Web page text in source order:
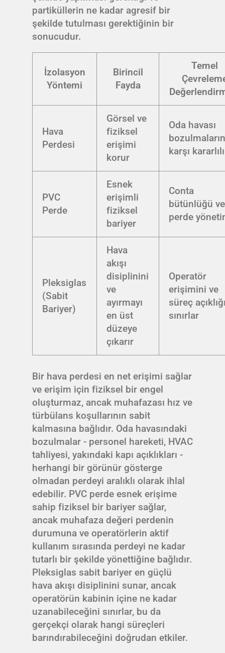
partiküllerin ne kadar agresif bir
şekilde tutulması gerektiğinin bir
sonucudur.
İzolasyon
Yöntemi
Birincil
Fayda
Temel
Hava
Perdesi
Görsel ve
fiziksel
erişimi
korur
Oda havası
karşı
PVC
Perde
Esnek
erişimli
fiziksel
bariyer
Conta
bütünlüğü ve
perde
Pleksiglas
(Sabit
Bariyer)
Hava
akışı
disiplinini
ve
ayırmayı
en üst
düzeye
çıkarır
Operatör
erişimini ve
süreç
sınırlar
Bir hava perdesi en net erişimi sağlar
ve erişim için fiziksel bir engel
oluşturmaz, ancak muhafazası hız ve
türbülans koşullarının sabit
kalmasına bağlıdır. Oda havasındaki
bozulmalar - personel hareketi, HVAC
tahliyesi, yakındaki kapı açıklıkları -
herhangi bir görünür gösterge
olmadan perdeyi aralıklı olarak ihlal
edebilir. PVC perde esnek erişime
sahip fiziksel bir bariyer sağlar,
ancak muhafaza değeri perdenin
durumuna ve operatörlerin aktif
kullanım sırasında perdeyi ne kadar
tutarlı bir şekilde yönettiğine bağlıdır.
Pleksiglas sabit bariyer en güçlü
hava akışı disiplinini sunar, ancak
operatörün kabinin içine ne kadar
uzanabileceğini sınırlar, bu da
gerçekçi olarak hangi süreçleri
barındırabileceğini doğrudan etkiler.